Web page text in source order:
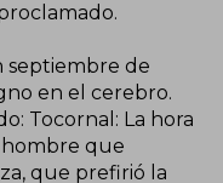
septiembre de
en el cerebro.
Tocornal: La hora
hombre que
que prefirió la